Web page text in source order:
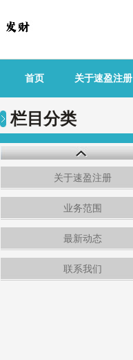
首页 关于速盈注册
栏目分类
关于速盈注册
业务范围
最新动态
联系我们